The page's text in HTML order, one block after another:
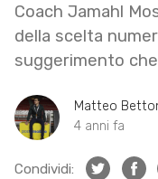
Coach Jamahl
della scelta
suggerimento
Matteo
4 anni fa
Condividi: